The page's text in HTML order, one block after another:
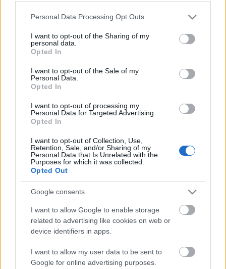
Please note that this website/app uses one or more Google
not limited to your visit or usage behaviour. You may click to
grant or deny consent to Google and its third-party tags to
use your data for below specified purposes in below Google
consent section.
Personal Data Processing Opt Outs
I want to opt-out of the Sharing of my
personal data.
Opted In
I want to opt-out of the Sale of my
Personal Data.
Opted In
I want to opt-out of processing my
Personal Data for Targeted Advertising.
Opted In
I want to opt-out of Collection, Use,
Retention, Sale, and/or Sharing of my
Personal Data that Is Unrelated with the
Purposes for which it was collected.
Opted Out
Google consents
I want to allow Google to enable storage
related to advertising like cookies on web or
device identifiers in apps.
I want to allow my user data to be sent to
Google for online advertising purposes.
Zigmund Pálffy kettőt lőtt Munrónak
Visszavonultatták Marek mezét
Érsekújváron tesztel a Dab.Docler